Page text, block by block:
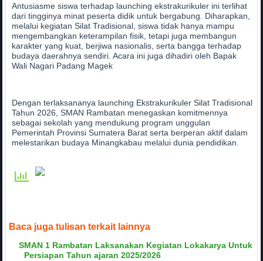
Antusiasme siswa terhadap launching ekstrakurikuler ini terlihat
dari tingginya minat peserta didik untuk bergabung. Diharapkan,
melalui kegiatan Silat Tradisional, siswa tidak hanya mampu
mengembangkan keterampilan fisik, tetapi juga membangun
karakter yang kuat, berjiwa nasionalis, serta bangga terhadap
budaya daerahnya sendiri. Acara ini juga dihadiri oleh Bapak
Wali Nagari Padang Magek
Dengan terlaksananya launching Ekstrakurikuler Silat Tradisional
Tahun 2026, SMAN Rambatan menegaskan komitmennya
sebagai sekolah yang mendukung program unggulan
Pemerintah Provinsi Sumatera Barat serta berperan aktif dalam
melestarikan budaya Minangkabau melalui dunia pendidikan.
Baca juga tulisan terkait lainnya
SMAN 1 Rambatan Laksanakan Kegiatan Lokakarya Untuk
Persiapan Tahun ajaran 2025/2026